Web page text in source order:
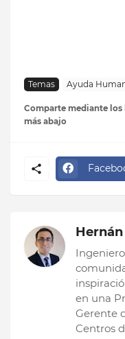
Temas Ayuda
Comparte mediante los
más abajo
en una
Gerente
Centros